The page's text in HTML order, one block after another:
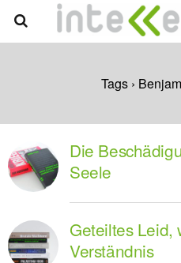
Tags ›
Die
Seele
Geteiltes Leid,
Verständnis